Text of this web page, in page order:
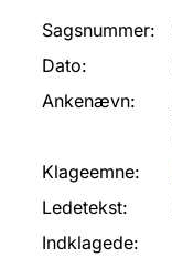
Sagsnummer:
Dato:
Ankenævn:
Klageemne:
Ledetekst:
Indklagede: